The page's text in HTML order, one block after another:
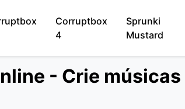
Corruptbox
4
Sprunki
Mustard
- Crie